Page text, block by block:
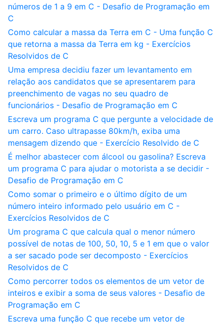
números de 1 a 9 em C - Desafio de Programação em
C
Como calcular a massa da Terra em C - Uma função C
que retorna a massa da Terra em kg - Exercícios
Resolvidos de C
Uma empresa decidiu fazer um levantamento em
relação aos candidatos que se apresentarem para
preenchimento de vagas no seu quadro de
funcionários - Desafio de Programação em C
Escreva um programa C que pergunte a velocidade de
um carro. Caso ultrapasse 80km/h, exiba uma
mensagem dizendo que - Exercício Resolvido de C
É melhor abastecer com álcool ou gasolina? Escreva
um programa C para ajudar o motorista a se decidir -
Desafio de Programação em C
Como somar o primeiro e o último dígito de um
número inteiro informado pelo usuário em C -
Exercícios Resolvidos de C
Um programa C que calcula qual o menor número
possível de notas de 100, 50, 10, 5 e 1 em que o valor
a ser sacado pode ser decomposto - Exercícios
Resolvidos de C
Como percorrer todos os elementos de um vetor de
inteiros e exibir a soma de seus valores - Desafio de
Programação em C
Escreva uma função C que recebe um vetor de